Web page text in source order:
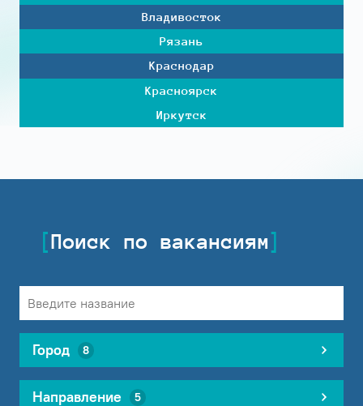
Владивосток
Рязань
Краснодар
Красноярск
Иркутск
Поиск по вакансиям
Город 8
Направление 5